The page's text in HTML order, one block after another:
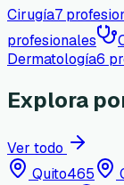
Cirugía7
profesionales
Dermatología6
Explora
Ver todo
Quito465